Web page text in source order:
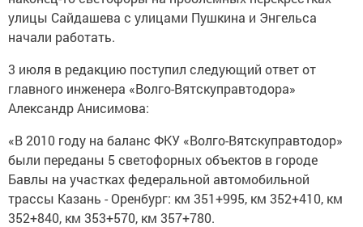
улицы Сайдашева с улицами Пушкина и Энгельса
начали работать.
3 июля в редакцию поступил следующий ответ от
главного инженера «Волго-Вятскуправтодора»
Александр Анисимова:
«В 2010 году на баланс ФКУ «Волго-Вятскуправтодор»
были переданы 5 светофорных объектов в городе
Бавлы на участках федеральной автомобильной
трассы Казань - Оренбург: км 351+995, км 352+410, км
352+840, км 353+570, км 357+780.